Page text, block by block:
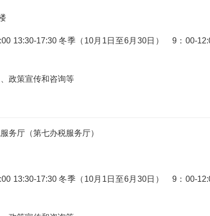
13:30-17:30 冬季（10月1日至6月30日） 9：00-
政策宣传和咨询等
务厅（第七办税服务厅）
13:30-17:30 冬季（10月1日至6月30日） 9：00-